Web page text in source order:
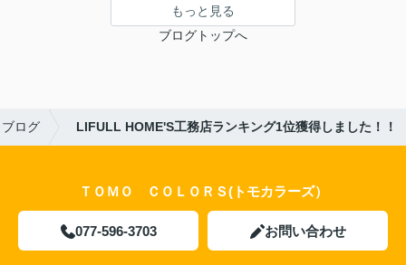
もっと見る
ブログトップへ
ブログ LIFULL HOME'S工務店ランキング1位獲得しました！！
ＴＯＭＯ ＣＯＬＯＲＳ(トモカラーズ）
077-596-3703 お問い合わせ